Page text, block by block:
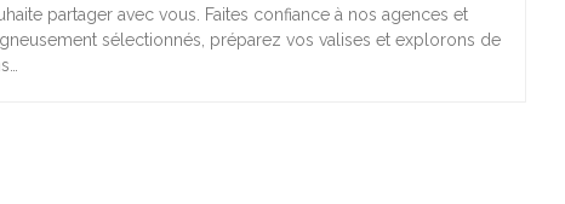
partager avec vous. Faites confiance à nos agences et
sélectionnés, préparez vos valises et explorons de